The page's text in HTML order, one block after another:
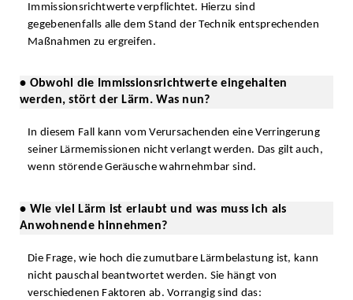
Immissionsrichtwerte verpflichtet. Hierzu sind
gegebenenfalls alle dem Stand der Technik entsprechenden
Maßnahmen zu ergreifen.
• Obwohl die Immissionsrichtwerte eingehalten
werden, stört der Lärm. Was nun?
In diesem Fall kann vom Verursachenden eine Verringerung
seiner Lärmemissionen nicht verlangt werden. Das gilt auch,
wenn störende Geräusche wahrnehmbar sind.
• Wie viel Lärm ist erlaubt und was muss ich als
Anwohnende hinnehmen?
Die Frage, wie hoch die zumutbare Lärmbelastung ist, kann
nicht pauschal beantwortet werden. Sie hängt von
verschiedenen Faktoren ab. Vorrangig sind das: